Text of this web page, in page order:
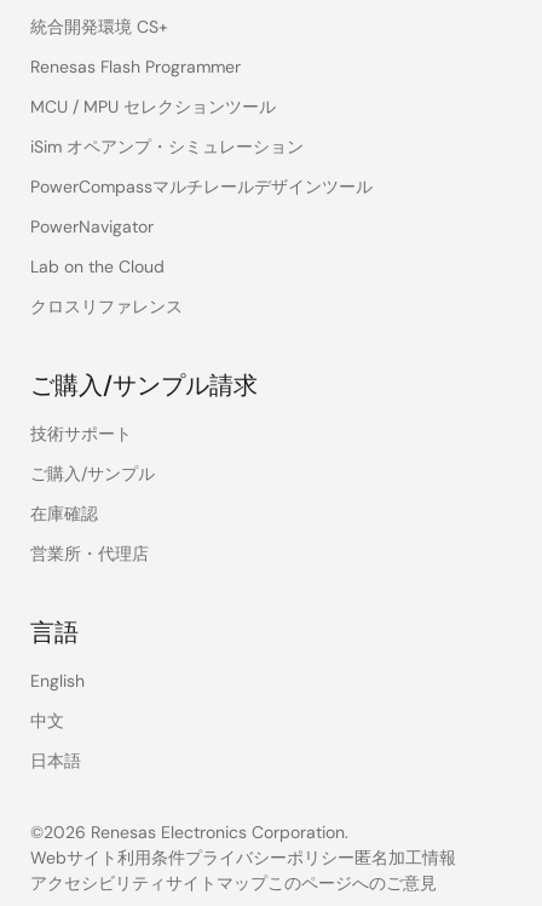
統合開発環境 CS+
Renesas Flash Programmer
MCU / MPU セレクションツール
iSim オペアンプ・シミュレーション
PowerCompassマルチレールデザインツール
PowerNavigator
Lab on the Cloud
クロスリファレンス
ご購入/サンプル請求
技術サポート
ご購入/サンプル
在庫確認
営業所・代理店
言語
English
中文
日本語
©2026 Renesas Electronics Corporation.
Legal
Webサイト利用条件プライバシーポリシー匿名加工情報
アクセシビリティサイトマップこのページへのご意見